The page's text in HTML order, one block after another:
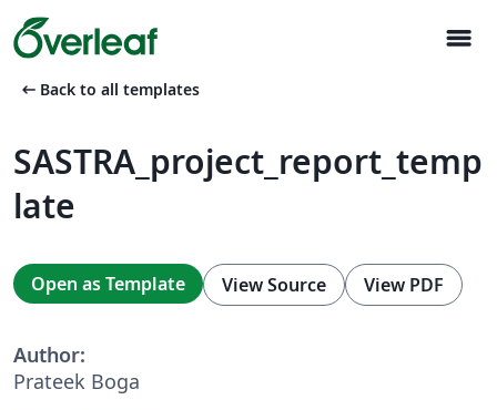
menu
arrow_left_alt Back to all templates
SASTRA_project_report_temp
late
Open as Template View Source View PDF
Author:
Prateek Boga